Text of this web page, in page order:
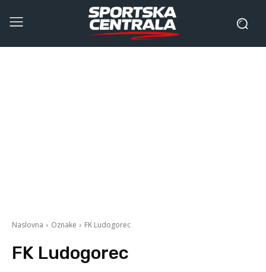
Naslovna Oznake FK Ludogorec
FK Ludogorec